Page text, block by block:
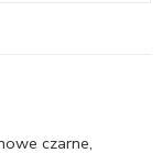
czarne,